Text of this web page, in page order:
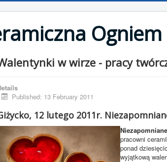
w wirze - pracy
Published: 13 February 2011
12 lutego 2011r.
pracowni
ponad
wyjątkową